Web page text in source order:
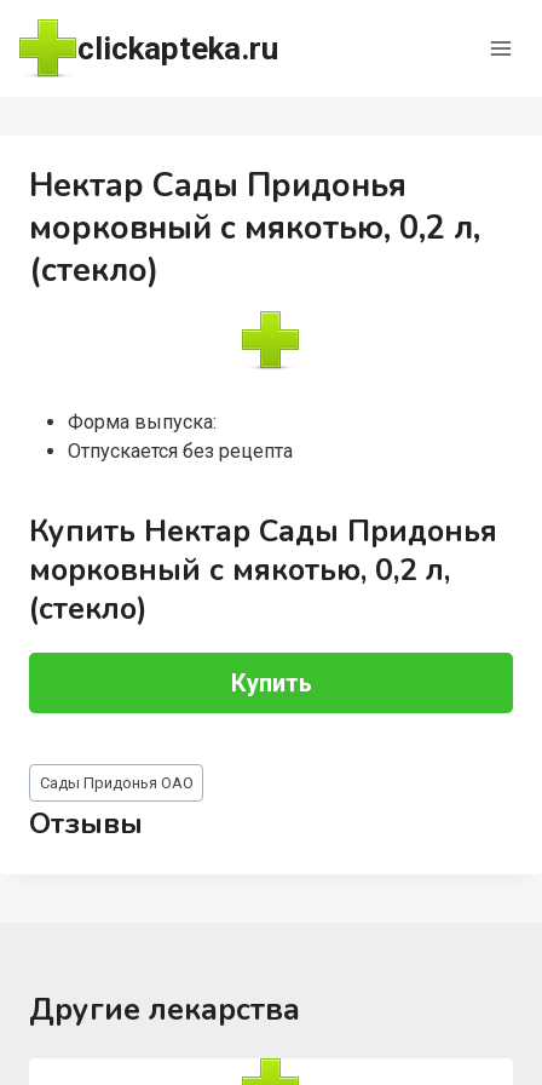
Перейти
содержимому
clickapteka.ru
Нектар Сады Придонья
морковный с мякотью, 0,2 л,
(стекло)
Форма выпуска:
Отпускается без рецепта
Купить Нектар Сады Придонья
морковный с мякотью, 0,2 л,
(стекло)
Купить
Метки
записи:
Сады Придонья ОАО
Отзывы
Другие лекарства